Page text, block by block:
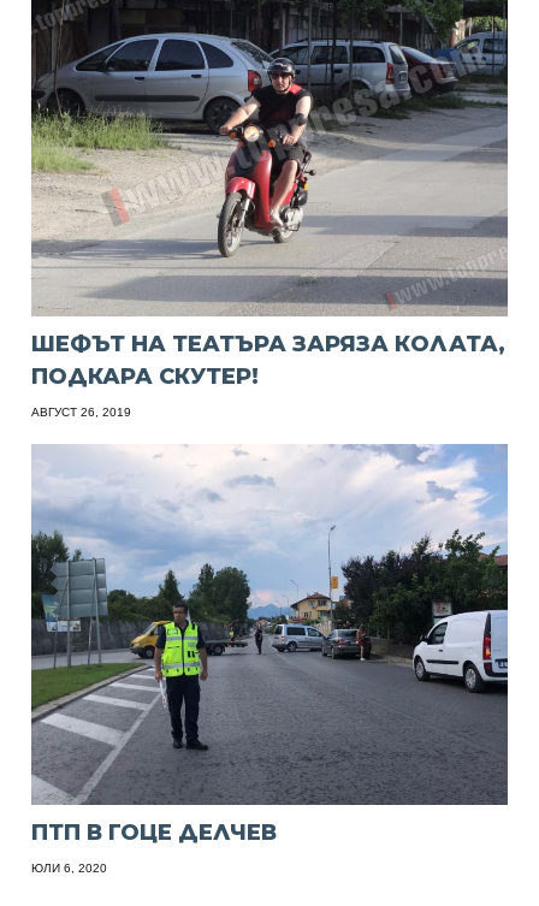
ШЕФЪТ НА ТЕАТЪРА ЗАРЯЗА КОЛАТА,
ПОДКАРА СКУТЕР!
АВГУСТ 26, 2019
ПТП В ГОЦЕ ДЕЛЧЕВ
ЮЛИ 6, 2020